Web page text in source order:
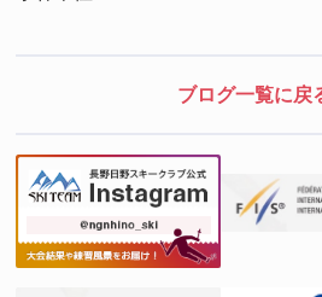
ブログ一覧に戻